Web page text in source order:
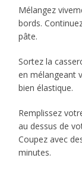
Mélangez
bords.
pâte.
Sortez la
en mélangeant
bien élastique.
Remplissez
au dessus de
Coupez avec
minutes.